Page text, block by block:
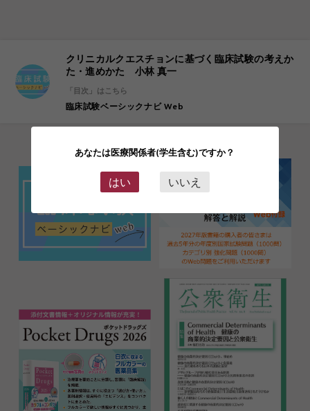
クリニカルクエスチョンに基づく臨床試験の考えか
た・進めかた 小林 真一
「目次」はこちら
臨床試験ベーシックナビ Web
あなたは医療関係者(学生含む)ですか？
はい いいえ